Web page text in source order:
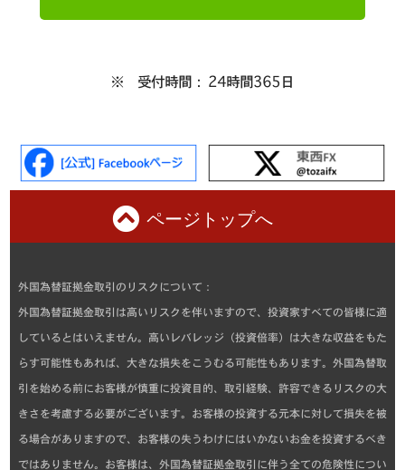
※ 受付時間： 24時間365日
ページトップへ
外国為替証拠金取引のリスクについて：
外国為替証拠金取引は高いリスクを伴いますので、投資家すべての皆様に適
しているとはいえません。高いレバレッジ（投資倍率）は大きな収益をもた
らす可能性もあれば、大きな損失をこうむる可能性もあります。外国為替取
引を始める前にお客様が慎重に投資目的、取引経験、許容できるリスクの大
きさを考慮する必要がございます。お客様の投資する元本に対して損失を被
る場合がありますので、お客様の失うわけにはいかないお金を投資するべき
ではありません。お客様は、外国為替証拠金取引に伴う全ての危険性につい